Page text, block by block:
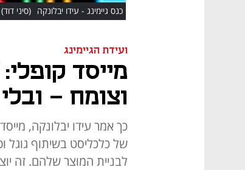
כנס גיימינג - עידו יבלונקה (סיני דוד)
ועידת הגיימינג
מייסד
וצומח - ובלי AR/VR"
לבניית המוצר שלהם. זה